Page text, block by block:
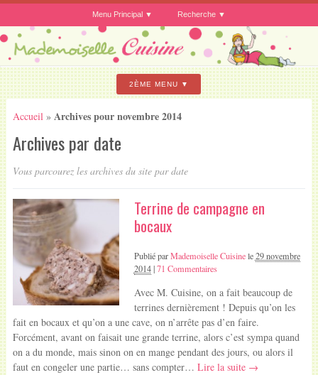
Menu Principal Recherche
2ÈME MENU
Accueil » Archives pour novembre 2014
Archives par date
Vous parcourez les archives du site par date
Terrine de campagne en
bocaux
Publié parMademoiselle Cuisinele29 novembre
2014|71 Commentaires
Avec M. Cuisine, on a fait beaucoup de
terrines dernièrement ! Depuis qu’on les
fait en bocaux et qu’on a une cave, on n’arrête pas d’en faire.
Forcément, avant on faisait une grande terrine, alors c’est sympa quand
on a du monde, mais sinon on en mange pendant des jours, ou alors il
faut en congeler une partie… sans compter… Lire la suite →